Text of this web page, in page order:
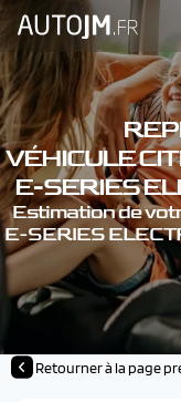
VÉHICULE
E-SERIES
Estimation de
E-SERIES
Retourner à la page